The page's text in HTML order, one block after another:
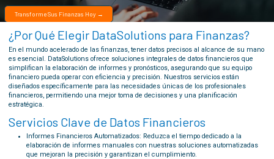
Transforme Sus Finanzas Hoy →
¿Por Qué Elegir DataSolutions para Finanzas?
En el mundo acelerado de las finanzas, tener datos precisos al alcance de su mano
es esencial. DataSolutions ofrece soluciones integrales de datos financieros que
simplifican la elaboración de informes y pronósticos, asegurando que su equipo
financiero pueda operar con eficiencia y precisión. Nuestros servicios están
diseñados específicamente para las necesidades únicas de los profesionales
financieros, permitiendo una mejor toma de decisiones y una planificación
estratégica.
Servicios Clave de Datos Financieros
Informes Financieros Automatizados: Reduzca el tiempo dedicado a la
elaboración de informes manuales con nuestras soluciones automatizadas
que mejoran la precisión y garantizan el cumplimiento.